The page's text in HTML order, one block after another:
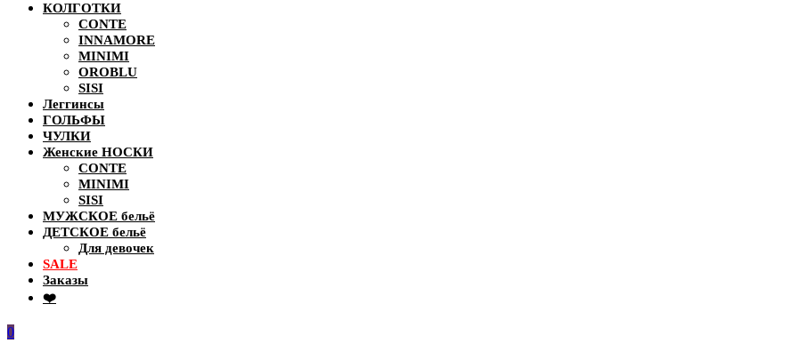
КОЛГОТКИ
CONTE
INNAMORE
MINIMI
OROBLU
SISI
Леггинсы
ГОЛЬФЫ
ЧУЛКИ
Женские НОСКИ
CONTE
MINIMI
SISI
МУЖСКОЕ бельё
ДЕТСКОЕ бельё
Для девочек
SALE
Заказы
❤️
0